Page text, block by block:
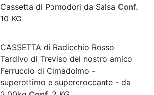
Cassetta di Pomodori da Salsa Conf.
10 KG
CASSETTA di Radicchio Rosso
Tardivo di Treviso del nostro amico
Ferruccio di Cimadolmo -
superottimo e supercroccante - da